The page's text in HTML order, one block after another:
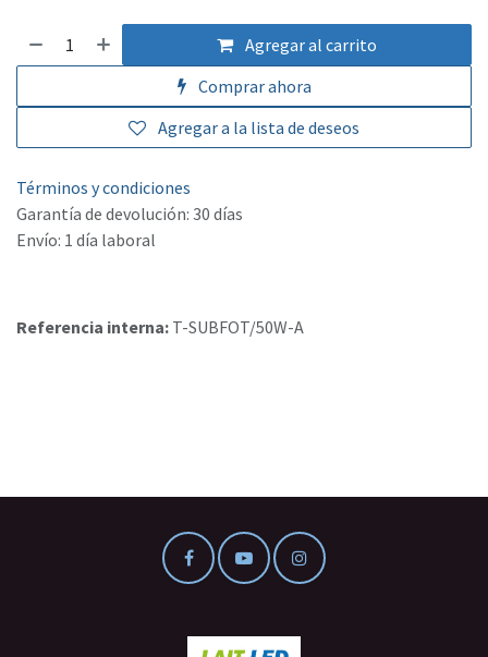
Agregar al carrito
Comprar ahora
Agregar a la lista de deseos
Términos y condiciones
Garantía de devolución: 30 días
Envío: 1 día laboral
Referencia interna: T-SUBFOT/50W-A